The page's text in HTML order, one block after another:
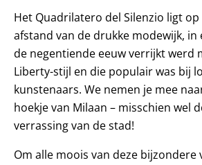
Het Quadrilatero del Silenzio ligt
afstand van de drukke modewijk,
de negentiende eeuw verrijkt werd
Liberty-stijl en die populair was bij
kunstenaars. We nemen je mee
hoekje van Milaan – misschien wel
verrassing van de stad!
Om alle moois van deze bijzondere